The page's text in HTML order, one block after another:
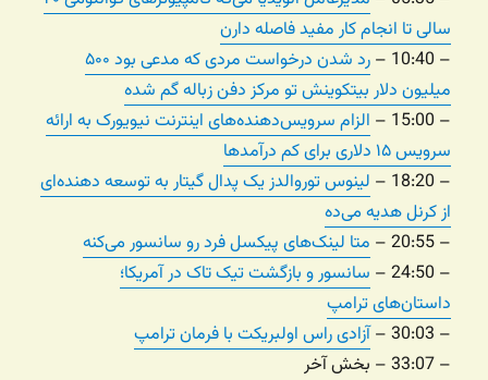
سالی تا انجام کار مفید فاصله دارن
– 10:40 –
رد شدن درخواست مردی که مدعی بود ۵۰۰
میلیون دلار بیتکوینش تو مرکز دفن زباله گم شده
– 15:00 –
الزام سرویس‌دهنده‌های اینترنت نیویورک به ارائه
سرویس ۱۵ دلاری برای کم درآمدها
– 18:20 –
لینوس توروالدز یک پدال گیتار به توسعه دهنده‌ای
از کرنل هدیه می‌ده
– 20:55 –
متا لینک‌های پیکسل فرد رو سانسور می‌کنه
– 24:50 –
سانسور و بازگشت تیک تاک در آمریکا؛
داستان‌های ترامپ
– 30:03 –
آزادی راس اولبریکت با فرمان ترامپ
– 33:07 – بخش آخر